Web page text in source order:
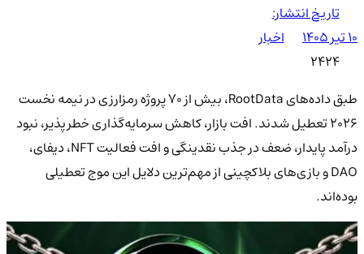
تاریخ انتشار:
۱۰ تیر ۱۴۰۵
اخبار
2424
طبق داده‌های RootData، بیش از 70 پروژه رمزارزی در نیمه نخست
2026 تعطیل شدند. افت بازار، کاهش سرمایه‌گذاری خطرپذیر، نبود
درآمد پایدار، ضعف در جذب نقدینگی و افت فعالیت NFT، دیفای،
DAO و بازی‌های بلاکچینی از مهم‌ترین دلایل این موج تعطیلی
بوده‌اند.